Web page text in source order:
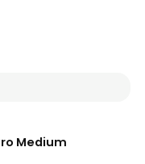
Medium